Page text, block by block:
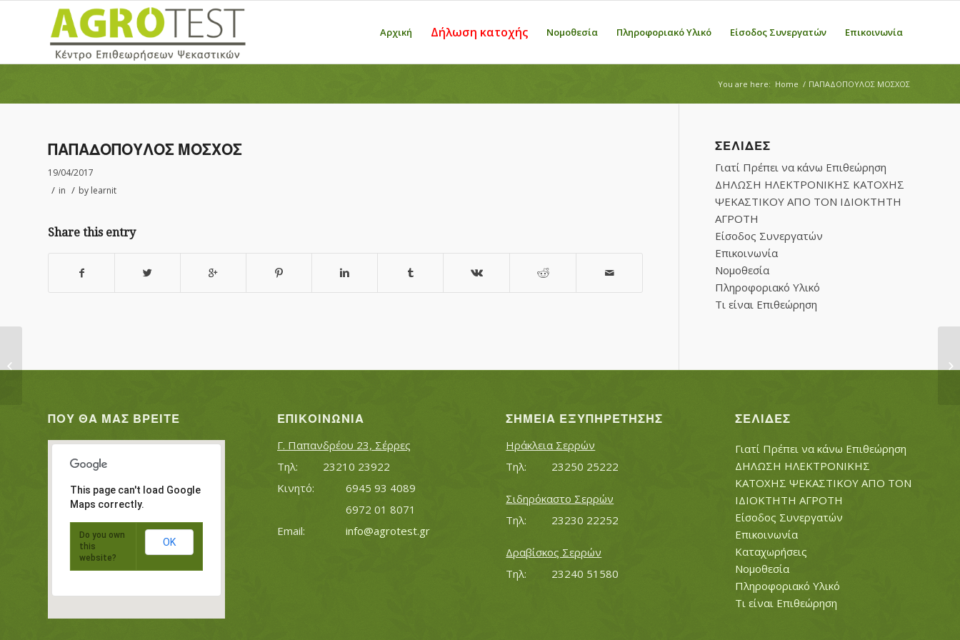
Αρχική Δήλωση κατοχής Νομοθεσία Πληροφοριακό Υλικό Είσοδος Συνεργατών Επικοινωνία
You are here: Home / ΠΑΠΑΔΟΠΟΥΛΟΣ ΜΟΣΧΟΣ
ΠΑΠΑΔΟΠΟΥΛΟΣ ΜΟΣΧΟΣ
19/04/2017
/ in / by learnit
Share this entry
ΣΕΛΊΔΕΣ
Γιατί Πρέπει να κάνω Επιθεώρηση
ΔΗΛΩΣΗ ΗΛΕΚΤΡΟΝΙΚΗΣ ΚΑΤΟΧΗΣ
ΨΕΚΑΣΤΙΚΟΥ ΑΠΟ ΤΟΝ ΙΔΙΟΚΤΗΤΗ
ΑΓΡΟΤΗ
Είσοδος Συνεργατών
Επικοινωνία
Νομοθεσία
Πληροφοριακό Υλικό
Τι είναι Επιθεώρηση
ΠΟΥ ΘΑ ΜΑΣ ΒΡΕΊΤΕ
This page can't load Google
Maps correctly.
Do you own
this
website?
OK
ΕΠΙΚΟΙΝΩΝΊΑ
Γ. Παπανδρέου 23, Σέρρες
Τηλ:		23210 23922
Κινητό:		6945 93 4089
			6972 01 8071
info@agrotest.gr
ΣΗΜΕΊΑ ΕΞΥΠΗΡΈΤΗΣΗΣ
Ηράκλεια Σερρών
Τηλ:		23250 25222
Σιδηρόκαστο Σερρών
Τηλ:		23230 22252
Δραβίσκος Σερρών
Τηλ:		23240 51580
ΣΕΛΊΔΕΣ
Γιατί Πρέπει να κάνω Επιθεώρηση
ΔΗΛΩΣΗ ΗΛΕΚΤΡΟΝΙΚΗΣ
ΚΑΤΟΧΗΣ ΨΕΚΑΣΤΙΚΟΥ ΑΠΟ ΤΟΝ
ΙΔΙΟΚΤΗΤΗ ΑΓΡΟΤΗ
Είσοδος Συνεργατών
Επικοινωνία
Καταχωρήσεις
Νομοθεσία
Πληροφοριακό Υλικό
Τι είναι Επιθεώρηση